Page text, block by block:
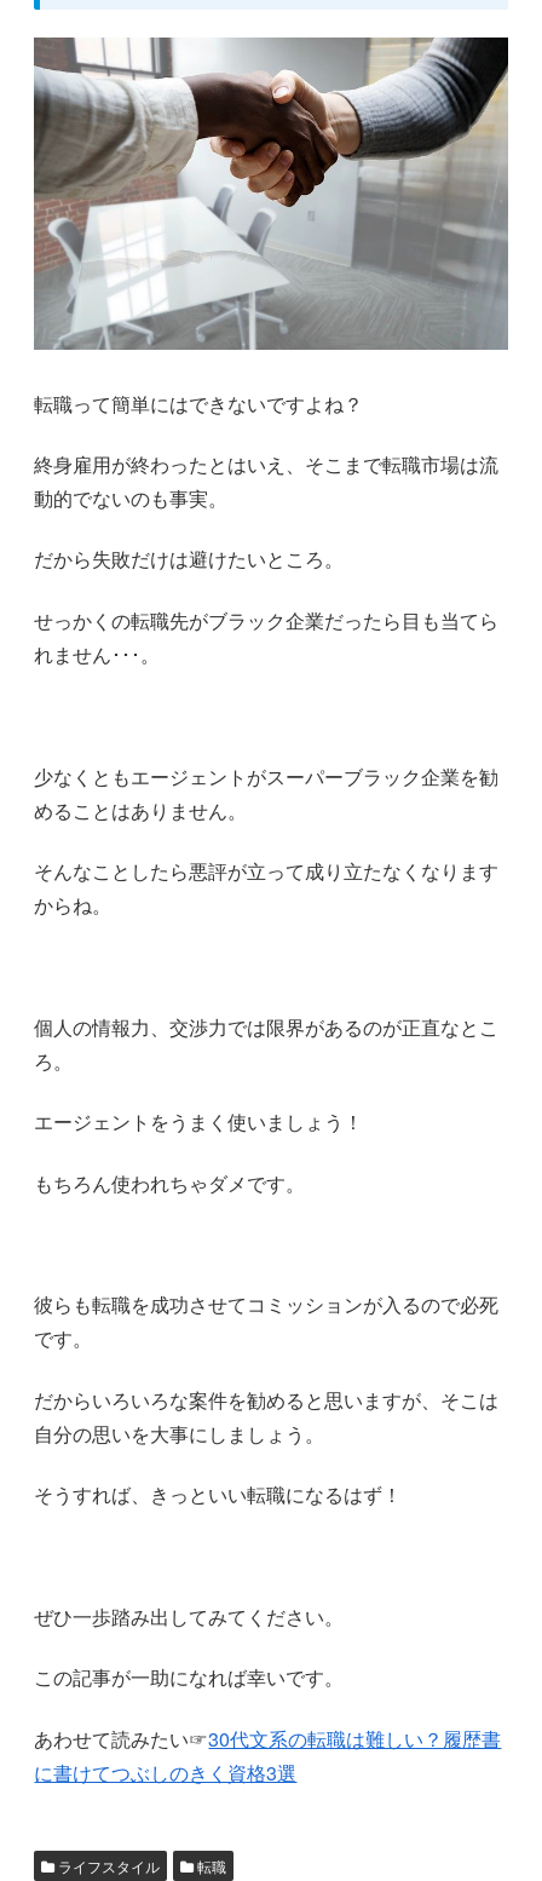
転職って簡単にはできないですよね？
終身雇用が終わったとはいえ、そこまで転職市場は流
動的でないのも事実。
だから失敗だけは避けたいところ。
せっかくの転職先がブラック企業だったら目も当てら
れません･･･。
少なくともエージェントがスーパーブラック企業を勧
めることはありません。
そんなことしたら悪評が立って成り立たなくなります
からね。
個人の情報力、交渉力では限界があるのが正直なとこ
ろ。
エージェントをうまく使いましょう！
もちろん使われちゃダメです。
彼らも転職を成功させてコミッションが入るので必死
です。
だからいろいろな案件を勧めると思いますが、そこは
自分の思いを大事にしましょう。
そうすれば、きっといい転職になるはず！
ぜひ一歩踏み出してみてください。
この記事が一助になれば幸いです。
あわせて読みたい☞30代文系の転職は難しい？履歴書
に書けてつぶしのきく資格3選
ライフスタイル 転職